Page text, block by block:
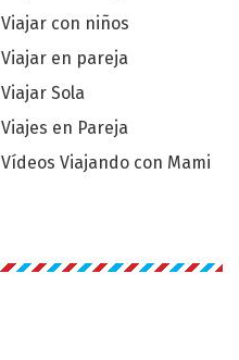
Viajar con niños
Viajar en pareja
Viajar Sola
Viajes en Pareja
Vídeos Viajando con Mami